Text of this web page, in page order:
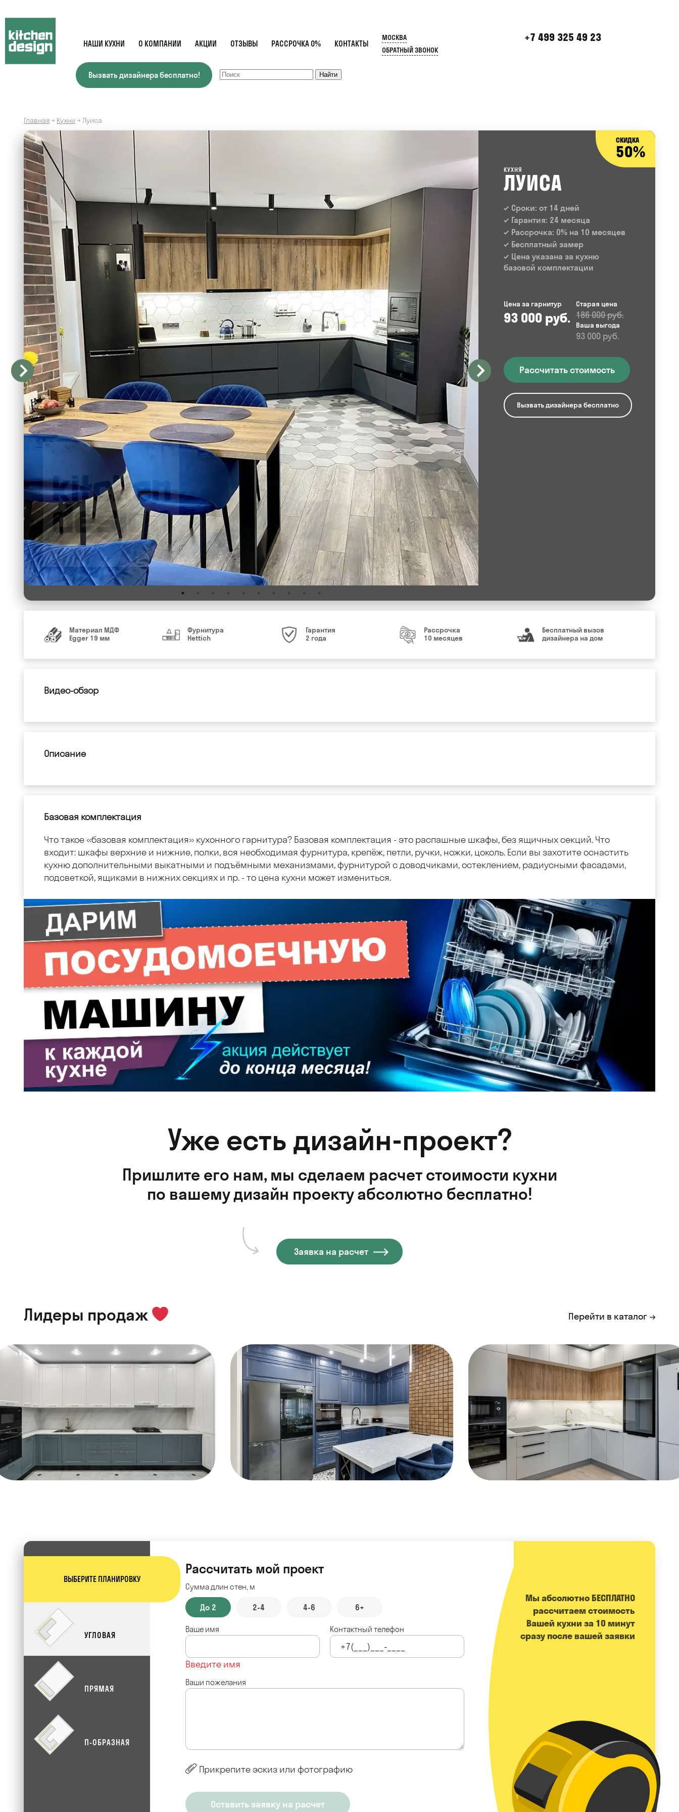
НАШИ КУХНИ О КОМПАНИИ АКЦИИ ОТЗЫВЫ РАССРОЧКА 0% КОНТАКТЫ
+7 499 325 49 23
Вызвать дизайнера бесплатно!
МОСКВА
ОБРАТНЫЙ ЗВОНОК
Главная→ Кухни → Луиса
СКИДКА
50%
КУХНЯ
ЛУИСА
Сроки: от 14 дней
Гарантия: 24 месяца
Рассрочка: 0% на 10 месяцев
Бесплатный замер
Цена указана за кухню
базовой комплектации
Цена за гарнитур
93 000 руб.
Старая цена
186 000 руб.
Ваша выгода
93 000 руб.
Рассчитать стоимость
Вызвать дизайнера бесплатно
Материал МДФ
Egger 19 мм
Фурнитура
Hettich
Гарантия
2 года
Рассрочка
10 месяцев
Бесплатный вызов
дизайнера на дом
Видео-обзор
Описание
Базовая комплектация
Что такое «базовая комплектация» кухонного гарнитура? Базовая комплектация - это распашные шкафы, без ящичных секций. Что
входит: шкафы верхние и нижние, полки, вся необходимая фурнитура, крепёж, петли, ручки, ножки, цоколь. Если вы захотите оснастить
кухню дополнительными выкатными и подъёмными механизмами, фурнитурой с доводчиками, остеклением, радиусными фасадами,
подсветкой, ящиками в нижних секциях и пр. - то цена кухни может измениться.
Уже есть дизайн-проект?
Пришлите его нам, мы сделаем расчет стоимости кухни
по вашему дизайн проекту абсолютно бесплатно!
Заявка на расчет
Лидеры продаж Перейти в каталог
ВЫБЕРИТЕ ПЛАНИРОВКУ
УГЛОВАЯ
ПРЯМАЯ
П-ОБРАЗНАЯ
Рассчитать мой проект
Сумма длин стен, м
До 2 2-4 4-6 6+
Ваше имя
Введите имя
Контактный телефон
Ваши пожелания
Прикрепите эскиз или фотографию
Мы абсолютно БЕСПЛАТНО
расcчитаем стоимость
Вашей кухни за 10 минут
сразу после вашей заявки